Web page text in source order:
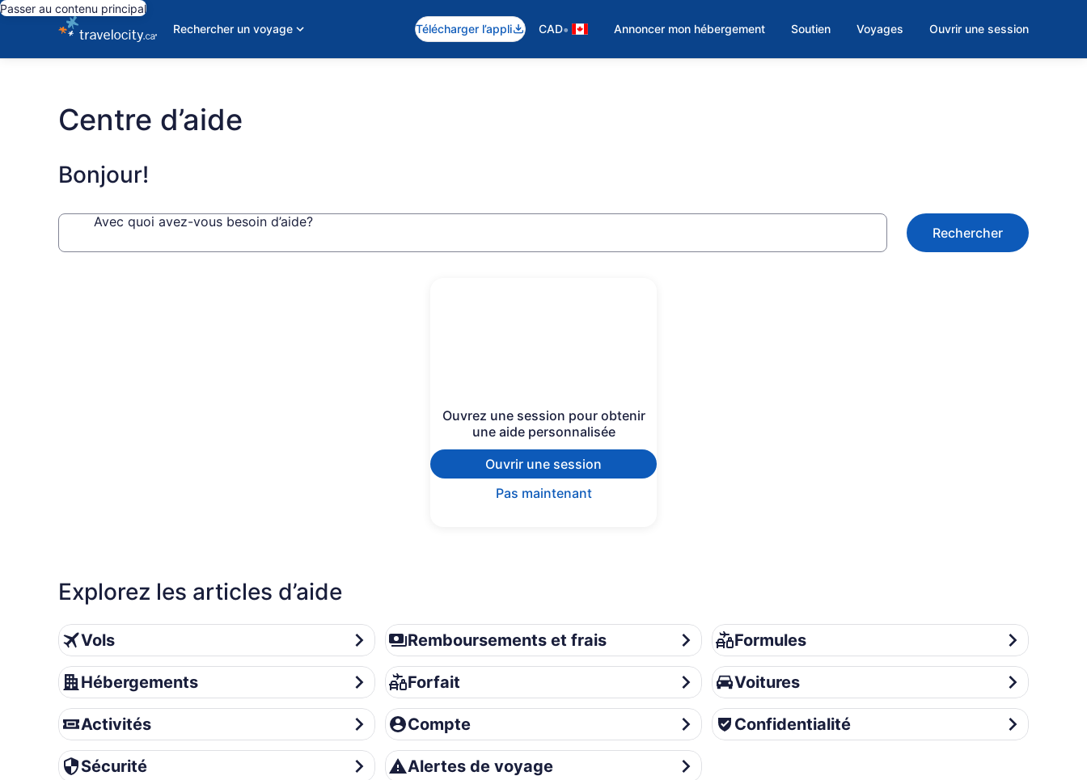
Passer au contenu principal
Rechercher un voyage
Télécharger l’appli CAD• Annoncer mon hébergement Soutien Voyages Ouvrir une session
Centre d’aide
Bonjour!
Avec quoi avez-vous besoin d’aide?
Rechercher
Ouvrez une session pour obtenir
une aide personnalisée
Ouvrir une session
Pas maintenant
Explorez les articles d’aide
Vols
Vols Remboursements et frais
Remboursements et frais Formules
Formules
Hébergements
Hébergements Forfait
Forfait Voitures
Voitures
Activités
Activités Compte
Compte Confidentialité
Confidentialité
Sécurité
Sécurité Alertes de voyage
Alertes de voyage